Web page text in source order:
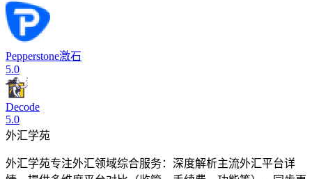
Pepperstone激石
5.0
Decode
5.0
外汇学苑
外汇学苑专注外汇领域综合服务：深度解析主流外汇平台详